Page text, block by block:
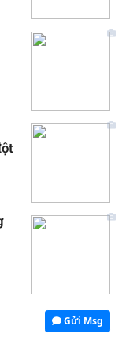
Gửi Msg